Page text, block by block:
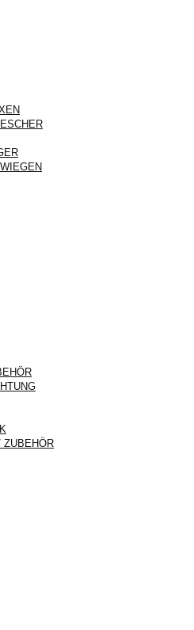
ZUBEHÖR